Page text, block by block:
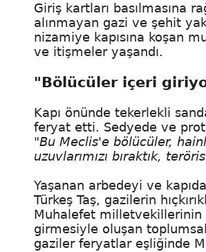
Giriş kartları basılmasına
alınmayan gazi ve şehit
nizamiye kapısına koşan
ve itişmeler yaşandı.
"Bölücüler içeri
Kapı önünde tekerlekli
feryat etti. Sedyede ve
"Bu Meclis'e bölücüler,
uzuvlarımızı bıraktık,
Yaşanan arbedeyi ve
Türkeş Taş, gazilerin
Muhalefet milletvekillerinin
girmesiyle oluşan
gaziler feryatlar eşliğinde